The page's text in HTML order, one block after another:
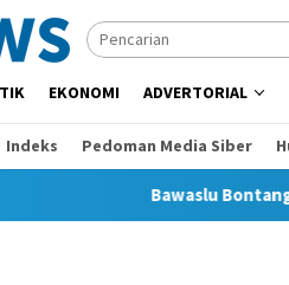
EKONOMI ADVERTORIAL
Indeks Pedoman Media Siber
Bawaslu Bontang dan